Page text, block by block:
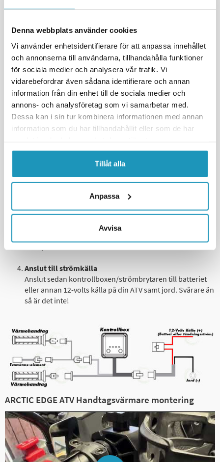
Denna webbplats använder cookies
Vi använder enhetsidentifierare för att anpassa innehållet
och annonserna till användarna, tillhandahålla funktioner
för sociala medier och analysera vår trafik. Vi
vidarebefordrar även sådana identifierare och annan
information från din enhet till de sociala medier och
annons- och analysföretag som vi samarbetar med.
Dessa kan i sin tur kombinera informationen med annan
information som du har tillhandahållit eller som de har
Tillåt alla
Anpassa
Avvisa
Monteringsinstruktion steg för steg
De flesta handtagsvärmare monteras på snarlika sätt:
Demontera dina befintliga handtag
Skär isär dem eller tryck av dem med ett
tryckluftsmunstycke från en kompressor. Gör rent ytan på
styret där de gamla handtagen satt.
Montera de nya handtagen med värme
beroende på var du vill placera kontrollboxen eller
strömbrytaren. Handtagen monteras fast antingen med
sitter i handtagen (endast Lock-On varianterna).
Anslut handtagen till kontrollboxen
Efter att du monterat handtagen ansluter du dessa med
kontaktstyckena till kontrollboxen eller strömbrytaren.
Anslut till strömkälla
Anslut sedan kontrollboxen/strömbrytaren till batteriet
eller annan 12-volts källa på din ATV samt jord. Svårare än
så är det inte!
ARCTIC EDGE ATV Handtagsvärmare montering